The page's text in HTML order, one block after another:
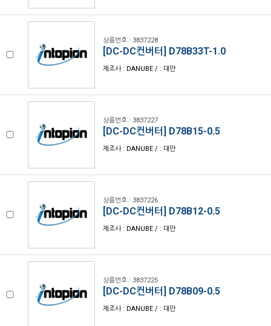
상품번호 : 3837228
[DC-DC컨버터] D78B33T-1.0
제조사 : DANUBE / : 대만
상품번호 : 3837227
[DC-DC컨버터] D78B15-0.5
제조사 : DANUBE / : 대만
상품번호 : 3837226
[DC-DC컨버터] D78B12-0.5
제조사 : DANUBE / : 대만
상품번호 : 3837225
[DC-DC컨버터] D78B09-0.5
제조사 : DANUBE / : 대만